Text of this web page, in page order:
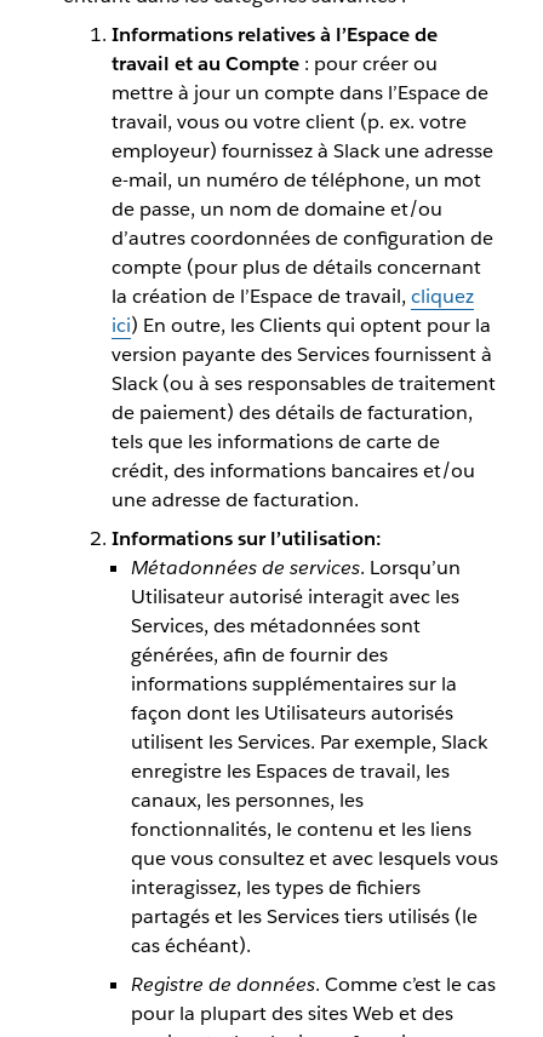
Informations relatives à l’Espace de
travail et au Compte: pour créer ou
mettre à jour un compte dans l’Espace de
travail, vous ou votre client (p. ex. votre
employeur) fournissez à Slack une adresse
e-mail, un numéro de téléphone, un mot
de passe, un nom de domaine et/ou
d’autres coordonnées de configuration de
compte (pour plus de détails concernant
la création de l’Espace de travail, cliquez
ici) En outre, les Clients qui optent pour la
version payante des Services fournissent à
Slack (ou à ses responsables de traitement
de paiement) des détails de facturation,
tels que les informations de carte de
crédit, des informations bancaires et/ou
une adresse de facturation.
Informations sur l’utilisation:
Métadonnées de services. Lorsqu’un
Utilisateur autorisé interagit avec les
Services, des métadonnées sont
générées, afin de fournir des
informations supplémentaires sur la
façon dont les Utilisateurs autorisés
utilisent les Services. Par exemple, Slack
enregistre les Espaces de travail, les
canaux, les personnes, les
fonctionnalités, le contenu et les liens
que vous consultez et avec lesquels vous
interagissez, les types de fichiers
partagés et les Services tiers utilisés (le
cas échéant).
Registre de données. Comme c’est le cas
pour la plupart des sites Web et des